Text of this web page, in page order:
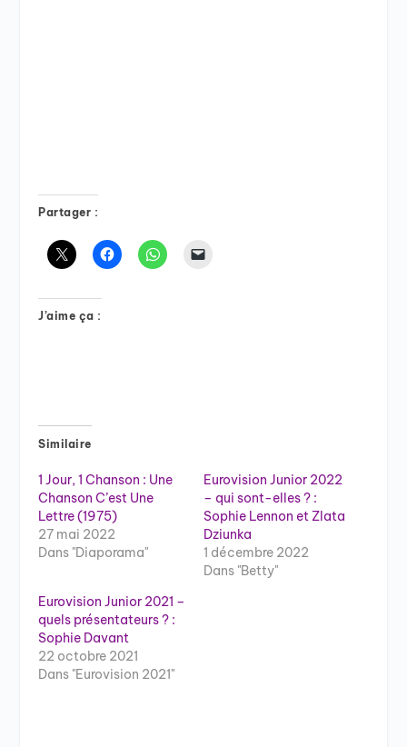
Partager :
J’aime ça :
Similaire
1 Jour, 1 Chanson : Une
Chanson C’est Une
Lettre (1975)
27 mai 2022
Dans "Diaporama"
Eurovision Junior 2022
– qui sont-elles ? :
Sophie Lennon et Zlata
Dziunka
1 décembre 2022
Dans "Betty"
Eurovision Junior 2021 –
quels présentateurs ? :
Sophie Davant
22 octobre 2021
Dans "Eurovision 2021"